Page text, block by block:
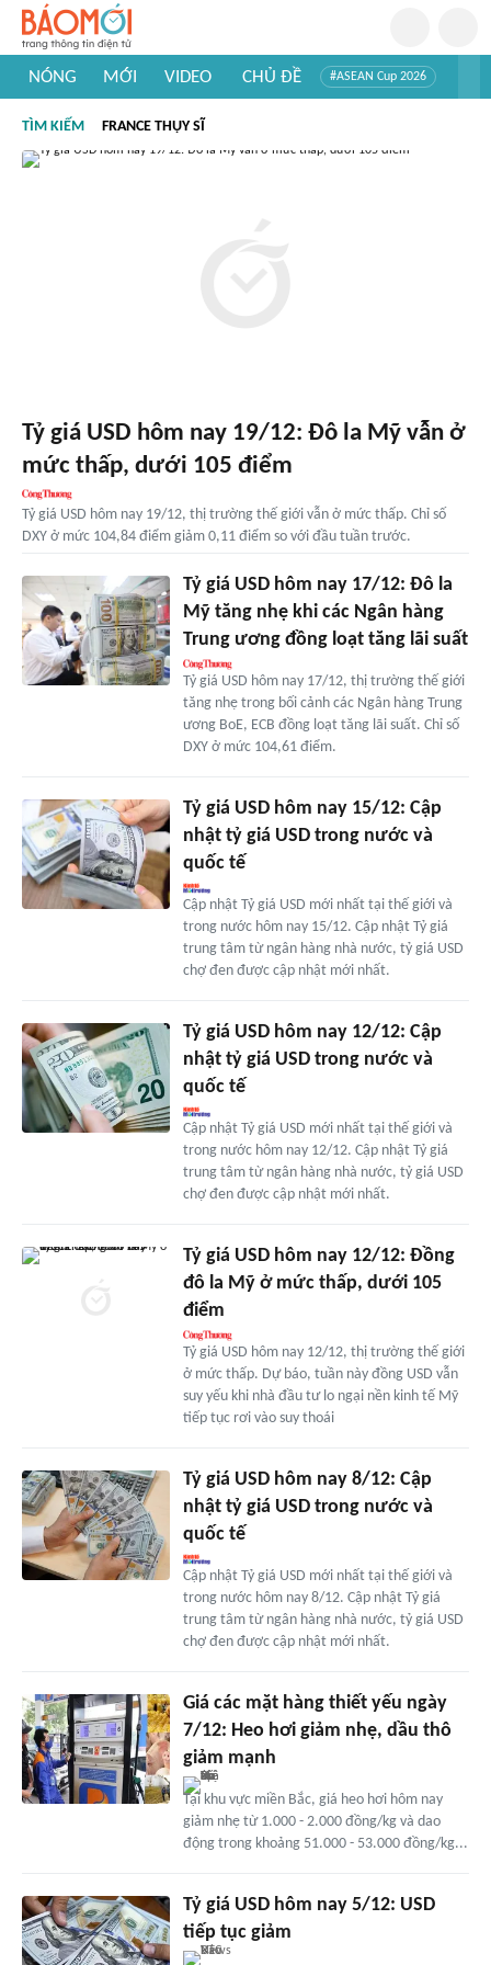
NÓNG MỚI VIDEO CHỦ ĐỀ #ASEAN Cup 2026
#Khám phá Việt Nam
#Khám phá thế giới
TÌM KIẾM FRANCE THỤY SĨ
Tỷ giá USD hôm nay 19/12: Đô la Mỹ vẫn ở
mức thấp, dưới 105 điểm
Tỷ giá USD hôm nay 19/12, thị trường thế giới vẫn ở mức thấp. Chỉ số
DXY ở mức 104,84 điểm giảm 0,11 điểm so với đầu tuần trước.
Tỷ giá USD hôm nay 17/12: Đô la
Mỹ tăng nhẹ khi các Ngân hàng
Trung ương đồng loạt tăng lãi suất
Tỷ giá USD hôm nay 17/12, thị trường thế giới
tăng nhẹ trong bối cảnh các Ngân hàng Trung
ương BoE, ECB đồng loạt tăng lãi suất. Chỉ số
DXY ở mức 104,61 điểm.
Tỷ giá USD hôm nay 15/12: Cập
nhật tỷ giá USD trong nước và
quốc tế
Cập nhật Tỷ giá USD mới nhất tại thế giới và
trong nước hôm nay 15/12. Cập nhật Tỷ giá
trung tâm từ ngân hàng nhà nước, tỷ giá USD
chợ đen được cập nhật mới nhất.
Tỷ giá USD hôm nay 12/12: Cập
nhật tỷ giá USD trong nước và
quốc tế
Cập nhật Tỷ giá USD mới nhất tại thế giới và
trong nước hôm nay 12/12. Cập nhật Tỷ giá
trung tâm từ ngân hàng nhà nước, tỷ giá USD
chợ đen được cập nhật mới nhất.
Tỷ giá USD hôm nay 12/12: Đồng
đô la Mỹ ở mức thấp, dưới 105
điểm
Tỷ giá USD hôm nay 12/12, thị trường thế giới
ở mức thấp. Dự báo, tuần này đồng USD vẫn
suy yếu khi nhà đầu tư lo ngại nền kinh tế Mỹ
tiếp tục rơi vào suy thoái
Tỷ giá USD hôm nay 8/12: Cập
nhật tỷ giá USD trong nước và
quốc tế
Cập nhật Tỷ giá USD mới nhất tại thế giới và
trong nước hôm nay 8/12. Cập nhật Tỷ giá
trung tâm từ ngân hàng nhà nước, tỷ giá USD
chợ đen được cập nhật mới nhất.
Giá các mặt hàng thiết yếu ngày
7/12: Heo hơi giảm nhẹ, dầu thô
giảm mạnh
Tại khu vực miền Bắc, giá heo hơi hôm nay
giảm nhẹ từ 1.000 - 2.000 đồng/kg và dao
động trong khoảng 51.000 - 53.000 đồng/kg...
Tỷ giá USD hôm nay 5/12: USD
tiếp tục giảm